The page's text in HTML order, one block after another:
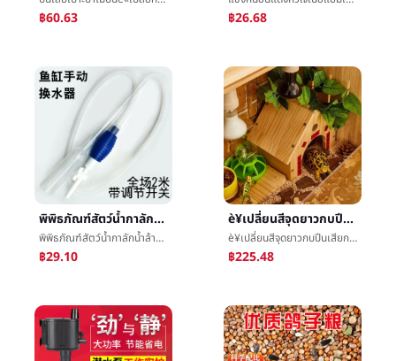
฿60.63 ฿26.68
พิพิธภัณฑ์สัตว์น้ำกาลักน้ำล้างทรายImplementแลกเปลี่ยนæ°´Implementวงดนตรีการเปลี่ยนโถปลาทองหายใจแล้วก็วาดæ°´Implementหายใจæ°´พิพิธภัณฑ์สัตว์น้ำวาดท่อ
พิพิธภัณฑ์สัตว์น้ำกาลักน้ำล้างทรายImplementแลกเปลี่ยนæ°´Implementวงดนตรีการเปลี่ยนโถปลาทองหายใจแล้วก็วาดæ°´Implementหายใจæ°´พิพิธภัณฑ์สัตว์น้ำวาดท่อ
฿29.10
è¥เปลี่ยนสีจุดยาวกบปีนเสียการให้อาหารกล่องงูสัตว์ชนิดหนึ่งที่มีขนแหลมคล้ายเม่นโกรธสิงโตä¿æ¸©กล่องจิ้งจกกล่องเฝ้าพระราชวังปีนè«ภูมิทัศน์
è¥เปลี่ยนสีจุดยาวกบปีนเสียการให้อาหารกล่องงูสัตว์ชนิดหนึ่งที่มีขนแหลมคล้ายเม่นโกรธสิงโตä¿æ¸©กล่องจิ้งจกกล่องเฝ้าพระราชวังปีนè«ภูมิทัศน์
฿225.48